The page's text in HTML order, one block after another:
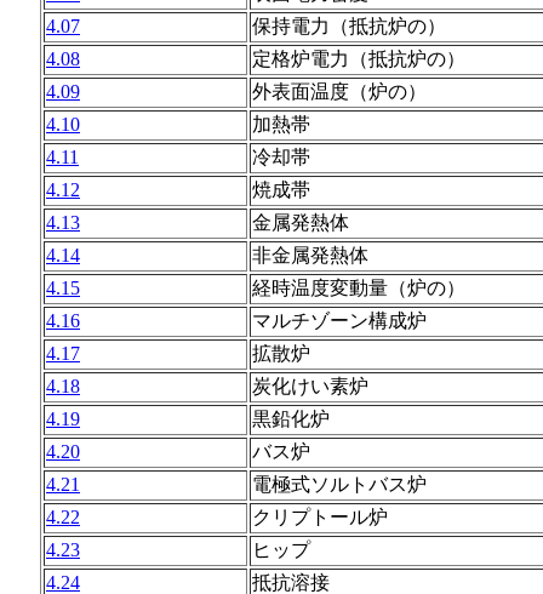
4.07
保持電力（抵抗炉の）
4.08
定格炉電力（抵抗炉の）
4.09
外表面温度（炉の）
4.10
加熱帯
4.11
冷却帯
4.12
焼成帯
4.13
金属発熱体
4.14
非金属発熱体
4.15
経時温度変動量（炉の）
4.16
マルチゾーン構成炉
4.17
拡散炉
4.18
炭化けい素炉
4.19
黒鉛化炉
4.20
バス炉
4.21
電極式ソルトバス炉
4.22
クリプトール炉
4.23
ヒップ
4.24
抵抗溶接